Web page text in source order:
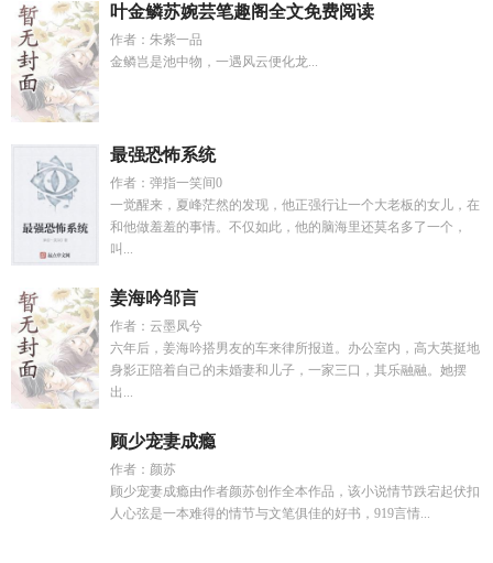
叶金鳞苏婉芸笔趣阁全文免费阅读
作者：朱紫一品
金鳞岂是池中物，一遇风云便化龙...
最强恐怖系统
作者：弹指一笑间0
一觉醒来，夏峰茫然的发现，他正强行让一个大老板的女儿，在
和他做羞羞的事情。不仅如此，他的脑海里还莫名多了一个，
叫...
姜海吟邹言
作者：云墨凤兮
六年后，姜海吟搭男友的车来律所报道。办公室内，高大英挺地
身影正陪着自己的未婚妻和儿子，一家三口，其乐融融。她摆
出...
顾少宠妻成瘾
作者：颜苏
顾少宠妻成瘾由作者颜苏创作全本作品，该小说情节跌宕起伏扣
人心弦是一本难得的情节与文笔俱佳的好书，919言情...